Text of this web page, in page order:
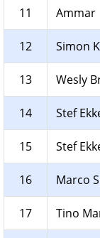
11 Ammar
12 Simon
13 Wesly
14 Stef
15 Stef
16 Marco
17 Tino